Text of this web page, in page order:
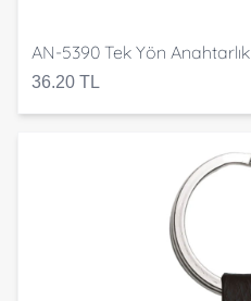
AN-5390 Tek Yön Anahtarlık
36.20 TL